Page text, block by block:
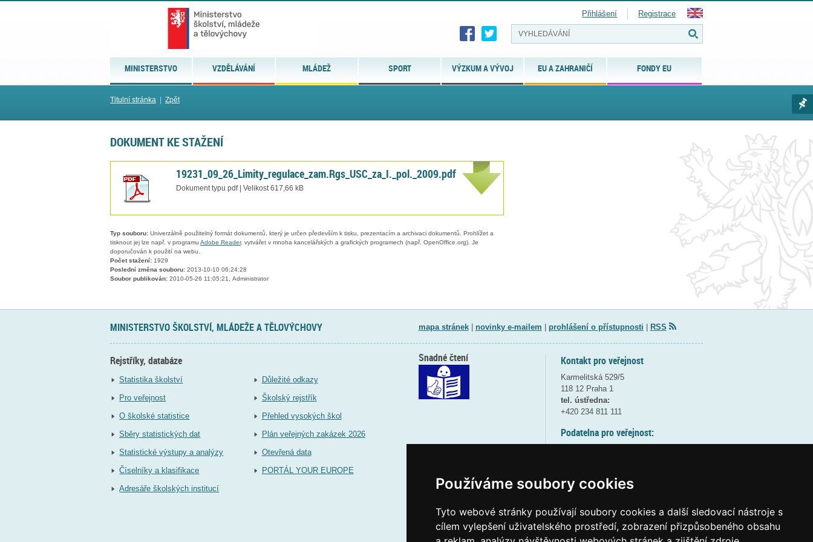
Používáme soubory cookies
Tyto webové stránky používají soubory cookies a další sledovací nástroje s
cílem vylepšení uživatelského prostředí, zobrazení přizpůsobeného obsahu
MINISTERSTVO VZDĚLÁVÁNÍ MLÁDEŽ SPORT VÝZKUM A VÝVOJ EU A ZAHRANIČÍ FONDY EU
Přihlášení Registrace
Titulní stránka Zpět
DOKUMENT KE STAŽENÍ
19231_09_26_Limity_regulace_zam.Rgs_USC_za_I._pol._2009.pdf
Dokument typu pdf | Velikost 617,66 kB
Typ souboru: Univerzálně použitelný formát dokumentů, který je určen především k tisku, prezentacím a archivaci dokumentů. Prohlížet a
tisknout jej lze např. v programu Adobe Reader, vytvářet v mnoha kancelářských a grafických programech (např. OpenOffice.org). Je
doporučován k použití na webu.
Počet stažení: 1929
Poslední změna souboru: 2013-10-10 06:24:28
Soubor publikován: 2010-05-26 11:05:21, Administrator
MINISTERSTVO ŠKOLSTVÍ, MLÁDEŽE A TĚLOVÝCHOVY mapa stránek| novinky e-mailem prohlášení o přístupnosti RSS
Rejstříky, databáze
Statistika školství
Pro veřejnost
O školské statistice
Sběry statistických dat
Statistické výstupy a analýzy
Číselníky a klasifikace
Adresáře školských institucí
Důležité odkazy
Školský rejstřík
Přehled vysokých škol
Plán veřejných zakázek 2026
Otevřená data
PORTÁL YOUR EUROPE
Kontakt pro veřejnost
Karmelitská 529/5
118 12 Praha 1
tel. ústředna:
+420 234 811 111
Podatelna pro veřejnost:
(více informací
Elektronická podatelna:
Snadné čtení